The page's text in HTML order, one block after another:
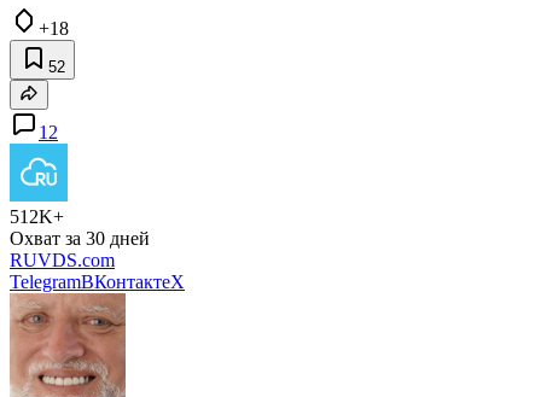
+18
52
12
512K+
Охват за 30 дней
RUVDS.com
TelegramВКонтактеX